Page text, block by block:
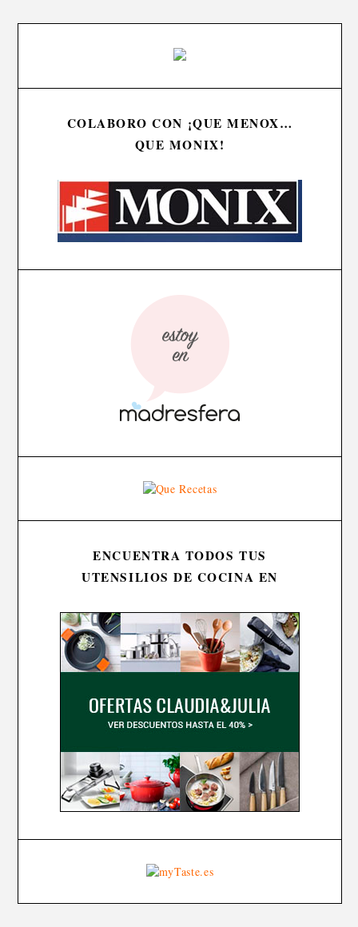
COLABORO CON ¡QUE MENOX…
QUE MONIX!
ENCUENTRA TODOS TUS
UTENSILIOS DE COCINA EN